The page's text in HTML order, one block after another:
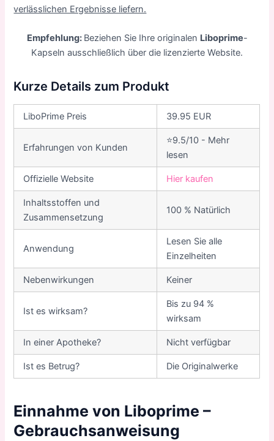
verlässlichen Ergebnisse liefern.
Empfehlung: Beziehen Sie Ihre originalen Liboprime-
Kapseln ausschließlich über die lizenzierte Website.
Kurze Details zum Produkt
LiboPrime Preis 39.95 EUR
Erfahrungen von Kunden
⭐9.5/10 - Mehr
lesen
Offizielle Website Hier kaufen
Inhaltsstoffen und
Zusammensetzung
100 % Natürlich
Anwendung
Lesen Sie alle
Einzelheiten
Nebenwirkungen Keiner
Ist es wirksam?
Bis zu 94 %
wirksam
In einer Apotheke? Nicht verfügbar
Ist es Betrug? Die Originalwerke
Einnahme von Liboprime –
Gebrauchsanweisung